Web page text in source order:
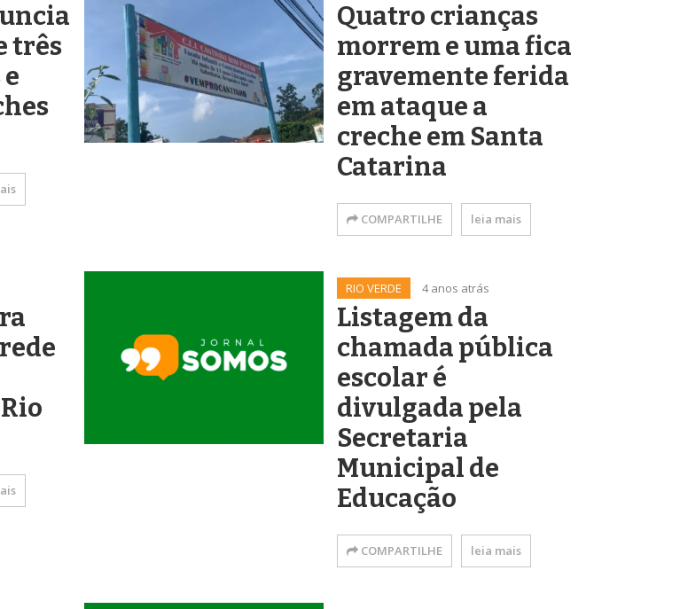
três
Quatro crianças
morrem e uma fica
gravemente ferida
em ataque a
creche em Santa
Catarina
COMPARTILHE leia mais
RIO VERDE 4 anos atrás
Listagem da
chamada pública
escolar é
divulgada pela
Secretaria
Municipal de
Educação
COMPARTILHE leia mais